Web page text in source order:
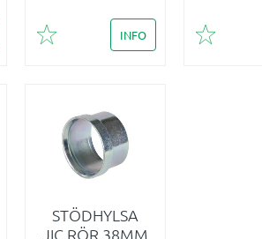
Lägg till i favoriter
INFO
Lägg till
STÖDHYLSA
JIC,RÖR 38MM